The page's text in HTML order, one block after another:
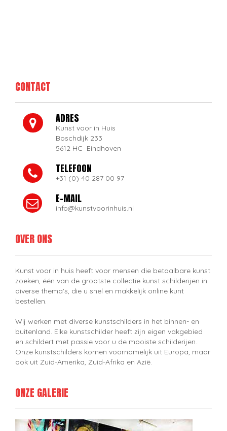
CONTACT
ADRES
Kunst voor in Huis
Boschdijk 233
5612 HC Eindhoven
TELEFOON
+31 (0) 40 287 00 97
E-MAIL
info@kunstvoorinhuis.nl
OVER ONS
Kunst voor in huis heeft voor mensen die betaalbare kunst
zoeken, één van de grootste collectie kunst schilderijen in
diverse thema's, die u snel en makkelijk online kunt
bestellen.
Wij werken met diverse kunstschilders in het binnen- en
buitenland. Elke kunstschilder heeft zijn eigen vakgebied
en schildert met passie voor u de mooiste schilderijen.
Onze kunstschilders komen voornamelijk uit Europa, maar
ook uit Zuid-Amerika, Zuid-Afrika en Azië.
ONZE GALERIE